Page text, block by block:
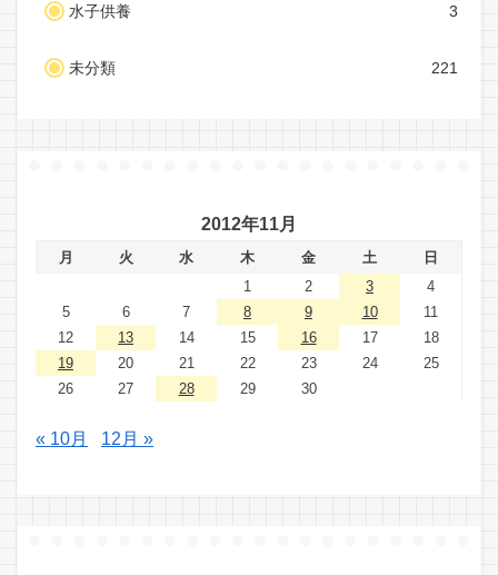
水子供養 3
未分類 221
2012年11月
月 火 水 木 金 土
日
1
2 3
4
5
6 7 8 9 10
11
12
13 14 15 16 17
18
19
20 21 22 23 24
25
26
27 28 29 30
« 10月 12月 »